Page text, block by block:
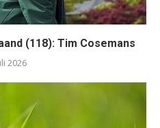
(118): Tim Cosemans
2026